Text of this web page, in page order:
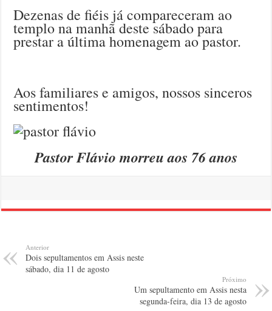
Dezenas de fiéis já compareceram ao
templo na manhã deste sábado para
prestar a última homenagem ao pastor.
Aos familiares e amigos, nossos sinceros
sentimentos!
Pastor Flávio morreu aos 76 anos
Anterior
Dois sepultamentos em Assis neste
sábado, dia 11 de agosto
Próximo
Um sepultamento em Assis nesta
segunda-feira, dia 13 de agosto